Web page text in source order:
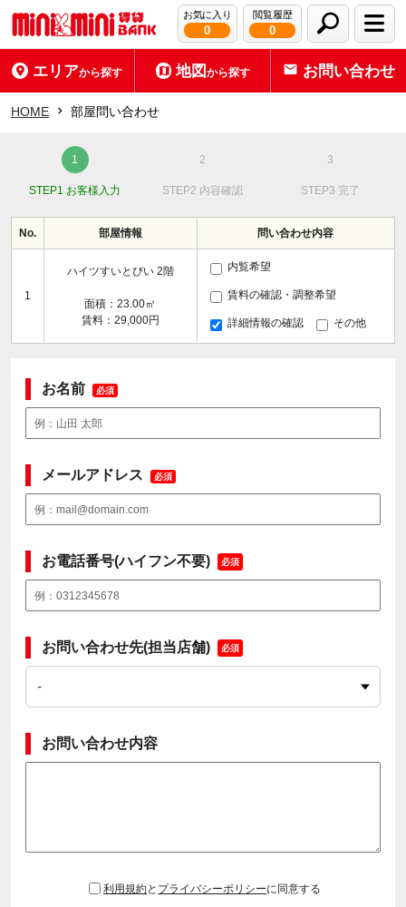
お気に入り
0
閲覧履歴
0
エリアから探す 地図から探す お問い合わせ
HOME 部屋問い合わせ
STEP1 お客様入力 STEP2 内容確認 STEP3 完了
No. 部屋情報 問い合わせ内容
1
ハイツすいとぴい 2階
面積：23.00㎡
賃料：29,000円
内覧希望
賃料の確認・調整希望
詳細情報の確認 その他
お名前 必須
メールアドレス 必須
お電話番号(ハイフン不要) 必須
お問い合わせ先(担当店舗) 必須
お問い合わせ内容
利用規約と プライバシーポリシーに同意する